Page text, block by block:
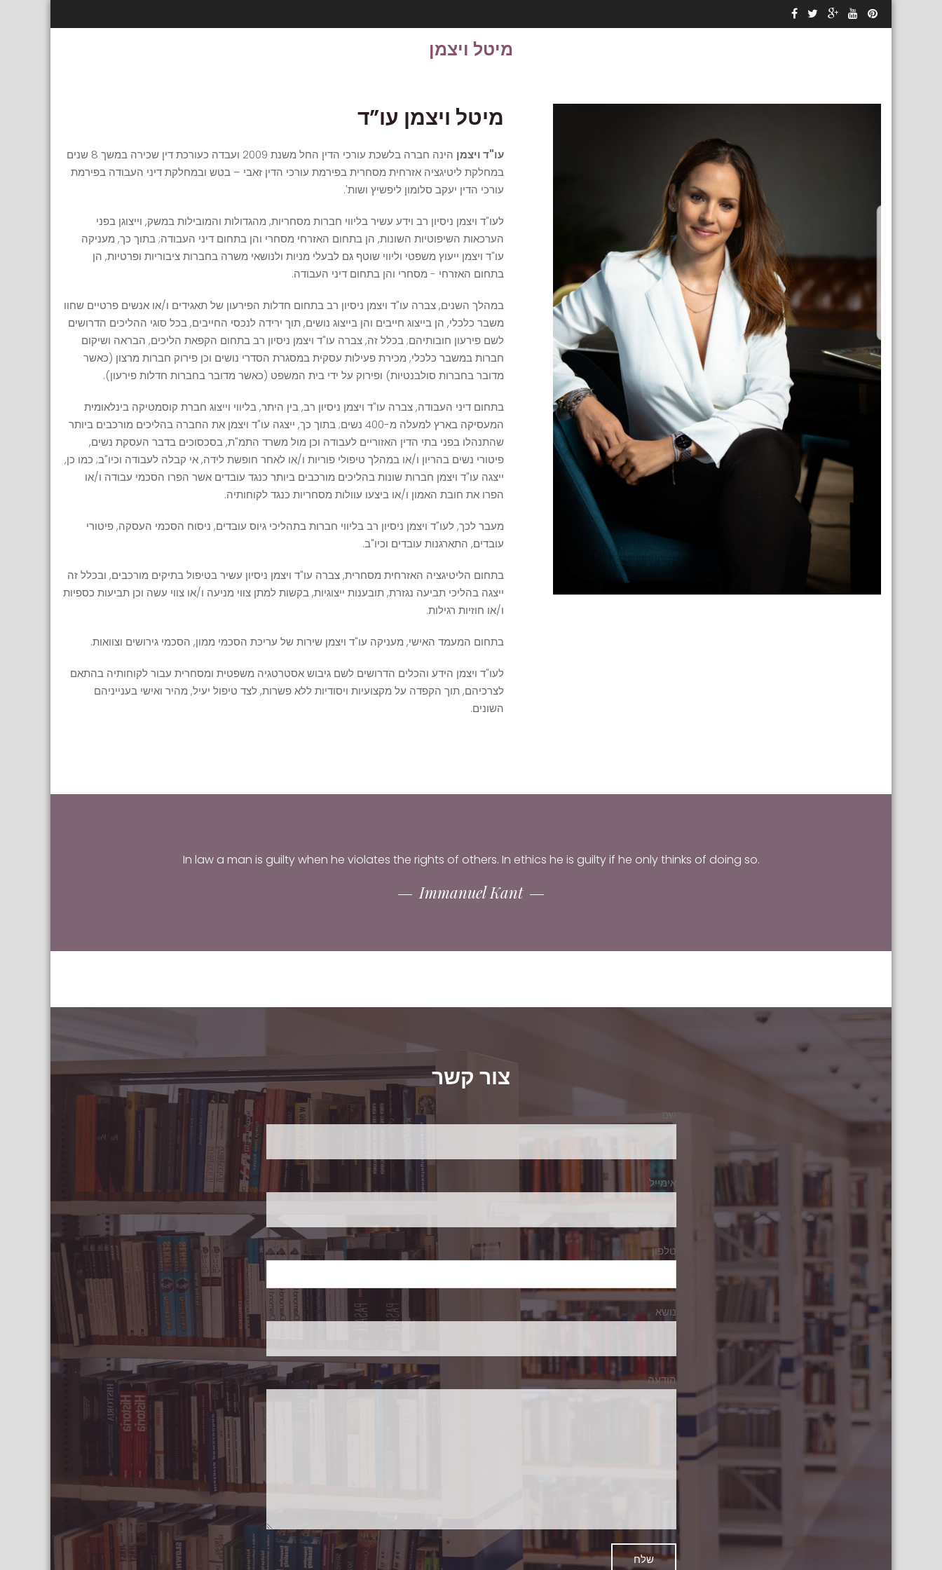
מיטל ויצמן
מיטל ויצמן עו”ד
עו"ד ויצמן
הינה חברה בלשכת עורכי הדין החל משנת 2009 ועבדה כעורכת דין שכירה במשך 8 שנים
במחלקת ליטיגציה אזרחית מסחרית בפירמת עורכי הדין זאבי – בטש ובמחלקת דיני העבודה בפירמת
עורכי הדין יעקב סלומון ליפשיץ ושות'.
לעו"ד ויצמן ניסיון רב וידע עשיר בליווי חברות מסחריות, מהגדולות והמובילות במשק, וייצוגן בפני
הערכאות השיפוטיות השונות, הן בתחום האזרחי מסחרי והן בתחום דיני העבודה; בתוך כך, מעניקה
עו"ד ויצמן ייעוץ משפטי וליווי שוטף גם לבעלי מניות ולנושאי משרה בחברות ציבוריות ופרטיות, הן
בתחום האזרחי - מסחרי והן בתחום דיני העבודה.
במהלך השנים, צברה עו"ד ויצמן ניסיון רב בתחום חדלות הפירעון של תאגידים ו/או אנשים פרטיים שחוו
משבר כלכלי, הן בייצוג חייבים והן בייצוג נושים, תוך ירידה לנכסי החייבים, בכל סוגי ההליכים הדרושים
לשם פירעון חובותיהם; בכלל זה, צברה עו"ד ויצמן ניסיון רב בתחום הקפאת הליכים, הבראה ושיקום
חברות במשבר כלכלי, מכירת פעילות עסקית במסגרת הסדרי נושים וכן פירוק חברות מרצון (כאשר
מדובר בחברות סולבנטיות) ופירוק על ידי בית המשפט (כאשר מדובר בחברות חדלות פירעון).
בתחום דיני העבודה, צברה עו"ד ויצמן ניסיון רב, בין היתר, בליווי וייצוג חברת קוסמטיקה בינלאומית
המעסיקה בארץ למעלה מ-400 נשים; בתוך כך, ייצגה עו"ד ויצמן את החברה בהליכים מורכבים ביותר
שהתנהלו בפני בתי הדין האזוריים לעבודה וכן מול משרד התמ"ת, בסכסוכים בדבר העסקת נשים,
פיטורי נשים בהריון ו/או במהלך טיפולי פוריות ו/או לאחר חופשת לידה, אי קבלה לעבודה וכיו"ב; כמו כן,
ייצגה עו"ד ויצמן חברות שונות בהליכים מורכבים ביותר כנגד עובדים אשר הפרו הסכמי עבודה ו/או
הפרו את חובת האמון ו/או ביצעו עוולות מסחריות כנגד לקוחותיה.
מעבר לכך, לעו"ד ויצמן ניסיון רב בליווי חברות בתהליכי גיוס עובדים, ניסוח הסכמי העסקה, פיטורי
עובדים, התארגנות עובדים וכיו"ב.
בתחום הליטיגציה האזרחית מסחרית, צברה עו"ד ויצמן ניסיון עשיר בטיפול בתיקים מורכבים, ובכלל זה
ייצגה בהליכי תביעה נגזרת, תובענות ייצוגיות, בקשות למתן צווי מניעה ו/או צווי עשה וכן תביעות כספיות
ו/או חוזיות רגילות.
בתחום המעמד האישי, מעניקה עו"ד ויצמן שירות של עריכת הסכמי ממון, הסכמי גירושים וצוואות.
לעו"ד ויצמן הידע והכלים הדרושים לשם גיבוש אסטרטגיה משפטית ומסחרית עבור לקוחותיה בהתאם
לצרכיהם, תוך הקפדה על מקצועיות ויסודיות ללא פשרות, לצד טיפול יעיל, מהיר ואישי בענייניהם
השונים.
In law a man is guilty when he violates the rights of others. In ethics he is guilty if he only thinks of doing so.
Immanuel Kant
צור קשר
שם
אימייל
טלפון
נושא
הודעה